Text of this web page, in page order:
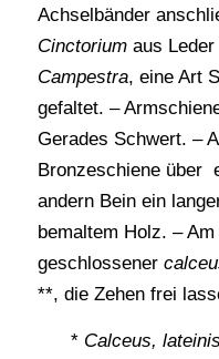
Achselbänder
Cinctoriumaus Leder
Campestra, eine Art
gefaltet. –
Gerades Schwert. –
Bronzeschiene über
andern Bein ein
bemaltem Holz. –
geschlossener
**, die Zehen frei
* Calceus,